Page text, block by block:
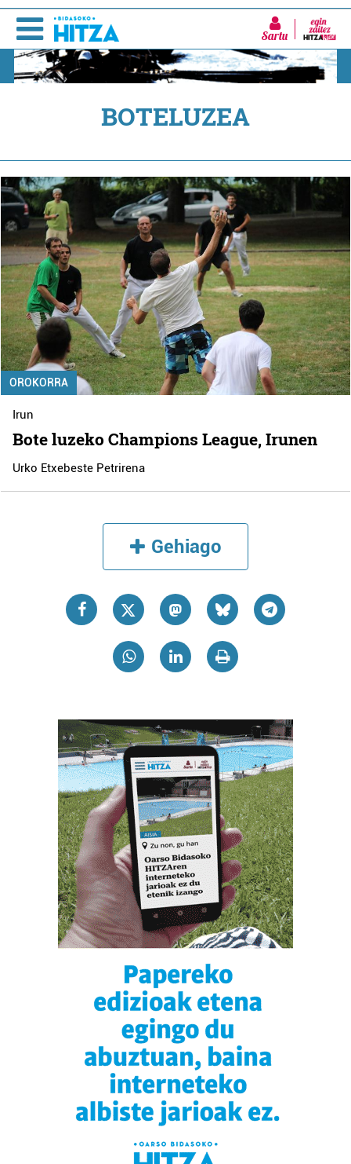
Sartu
BOTELUZEA
OROKORRA
Irun
Bote luzeko Champions League, Irunen
Urko Etxebeste Petrirena
Gehiago